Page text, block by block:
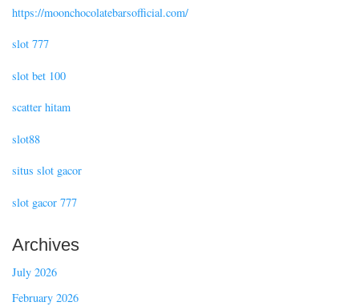
https://moonchocolatebarsofficial.com/
slot 777
slot bet 100
scatter hitam
slot88
situs slot gacor
slot gacor 777
Archives
July 2026
February 2026